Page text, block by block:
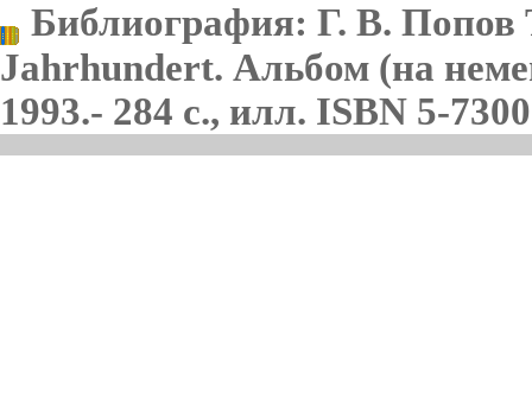
Библиография: Г. В. Попов
Jahrhundert. Альбом (на
1993.- 284 с., илл. ISBN 5-